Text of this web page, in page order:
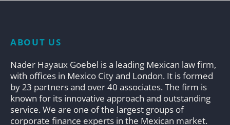
ABOUT US
Nader Hayaux Goebel is a leading Mexican law firm,
with offices in Mexico City and London. It is formed
by 23 partners and over 40 associates. The firm is
known for its innovative approach and outstanding
service. We are one of the largest groups of
corporate finance experts in the Mexican market.